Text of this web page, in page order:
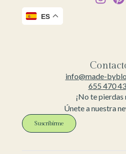
ES
info@made-
655 470
¡No te pierdas
Únete a nuestra
Suscribirme